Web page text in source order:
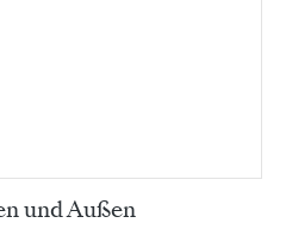
und Außen